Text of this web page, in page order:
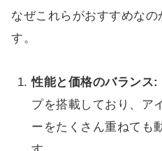
なぜこれらがおすすめなの
す。
性能と価格のバランス:
プを搭載しており、ア
ーをたくさん重ねても